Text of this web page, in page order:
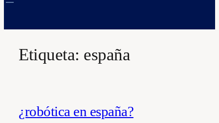
Etiqueta: españa
¿robótica en españa?